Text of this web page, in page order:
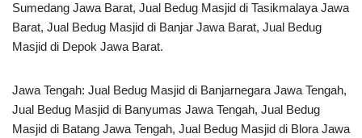
Sumedang Jawa Barat, Jual Bedug Masjid di Tasikmalaya Jawa
Barat, Jual Bedug Masjid di Banjar Jawa Barat, Jual Bedug
Masjid di Depok Jawa Barat.
Jawa Tengah: Jual Bedug Masjid di Banjarnegara Jawa Tengah,
Jual Bedug Masjid di Banyumas Jawa Tengah, Jual Bedug
Masjid di Batang Jawa Tengah, Jual Bedug Masjid di Blora Jawa